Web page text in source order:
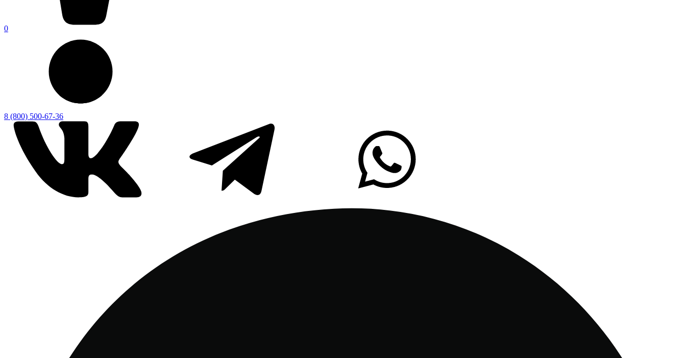
0
8 (800) 500-67-36